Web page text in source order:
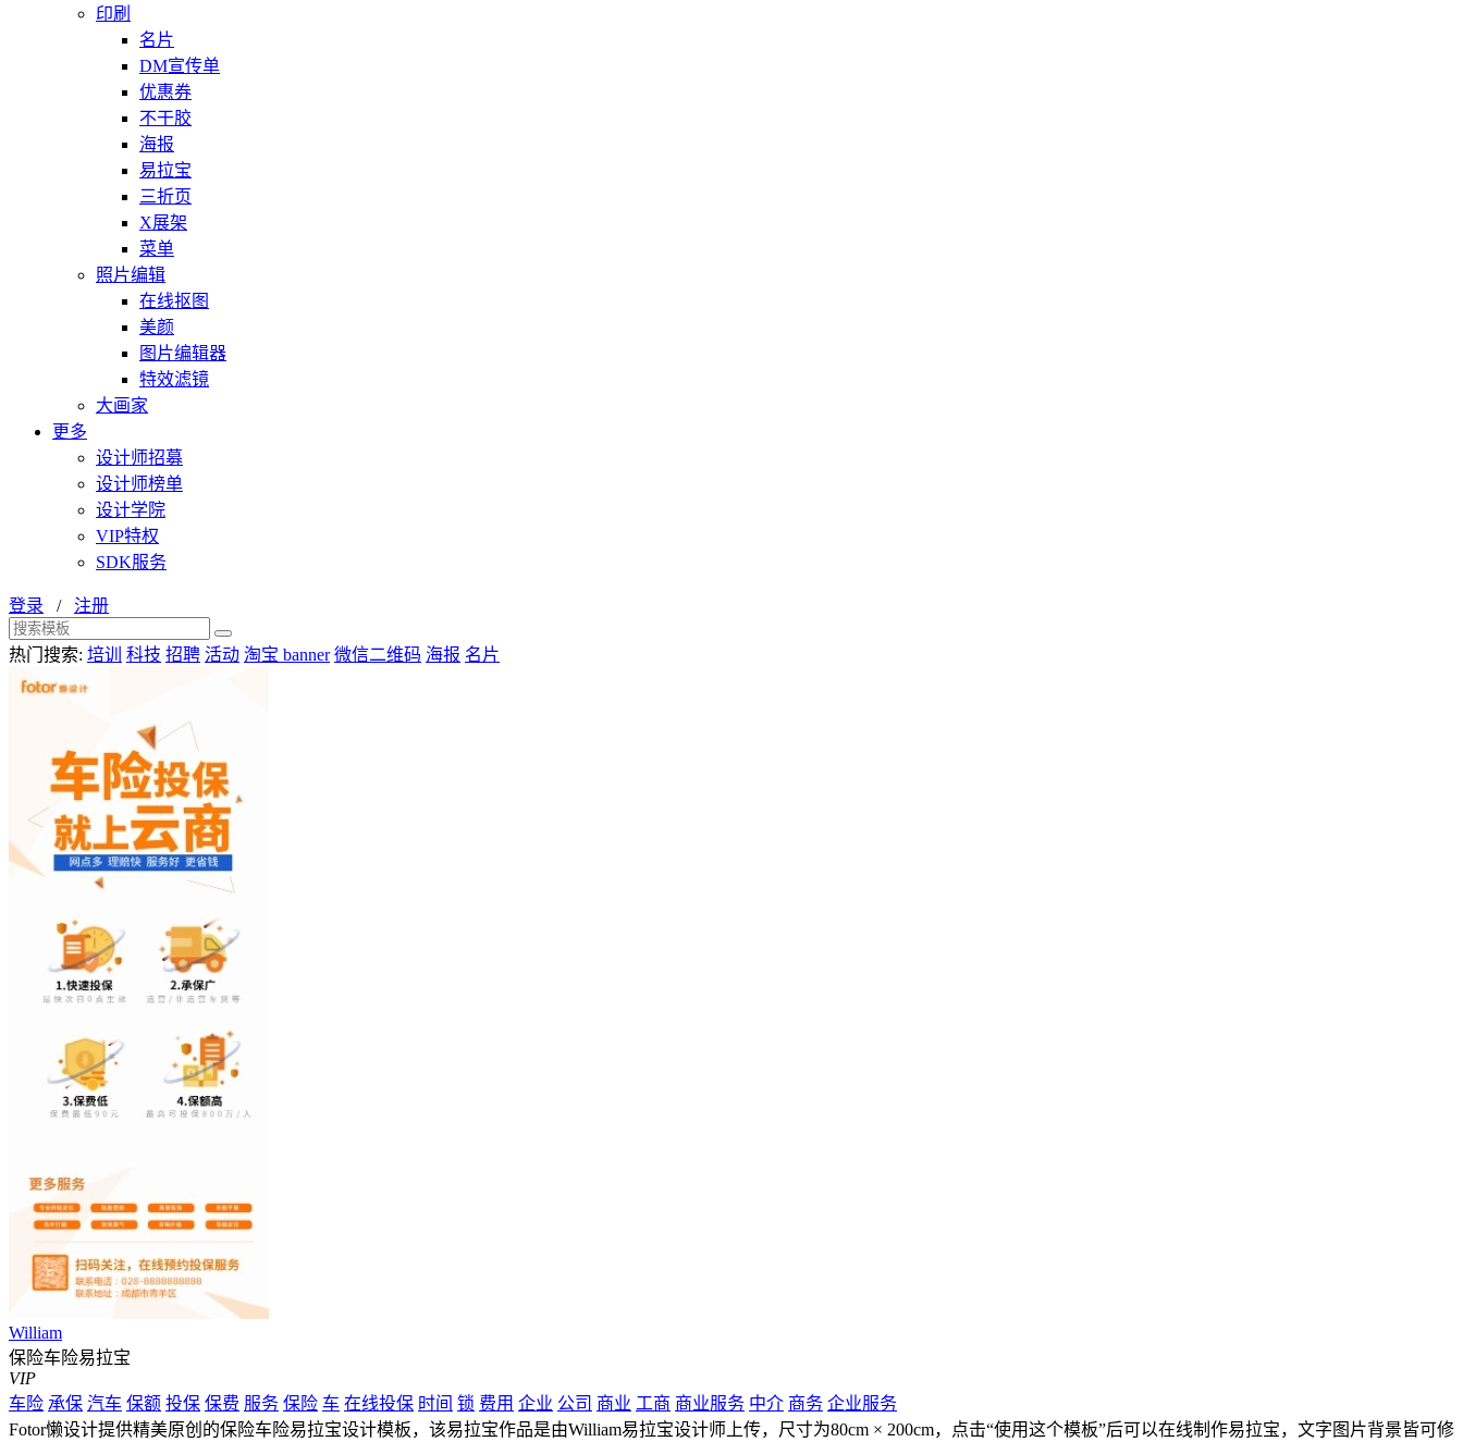
印刷
名片
DM宣传单
优惠券
不干胶
海报
易拉宝
三折页
X展架
菜单
照片编辑
在线抠图
美颜
图片编辑器
特效滤镜
大画家
更多
设计师招募
设计师榜单
设计学院
VIP特权
SDK服务
登录 / 注册
热门搜索: 培训 科技 招聘 活动 淘宝 banner 微信二维码 海报 名片
William
保险车险易拉宝
VIP
车险 承保 汽车 保额 投保 保费 服务 保险 车 在线投保 时间 锁 费用 企业 公司 商业 工商 商业服务 中介 商务 企业服务
Fotor懒设计提供精美原创的保险车险易拉宝设计模板，该易拉宝作品是由William易拉宝设计师上传，尺寸为80cm × 200cm，点击“使用这个模板”后可以在线制作易拉宝，文字图片背景皆可修